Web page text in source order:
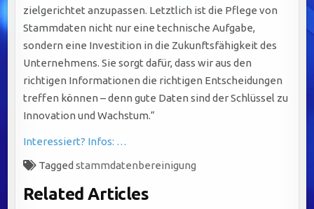
zielgerichtet anzupassen. Letztlich ist die Pflege von
Stammdaten nicht nur eine technische Aufgabe,
sondern eine Investition in die Zukunftsfähigkeit des
Unternehmens. Sie sorgt dafür, dass wir aus den
richtigen Informationen die richtigen Entscheidungen
treffen können – denn gute Daten sind der Schlüssel zu
Innovation und Wachstum.“
Interessiert? Infos: …
Taggedstammdatenbereinigung
Related Articles